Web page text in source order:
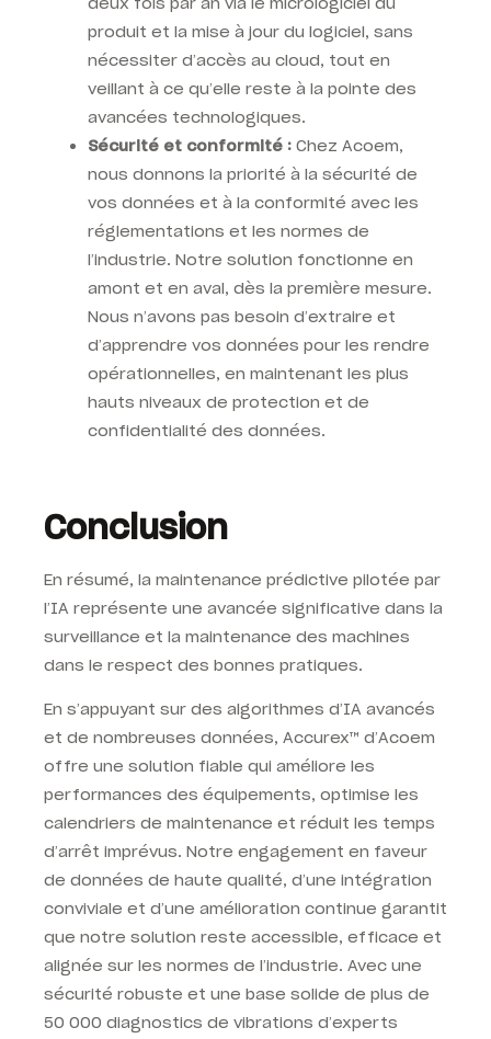
produit et la mise à jour du logiciel, sans
nécessiter d’accès au cloud, tout en
veillant à ce qu’elle reste à la pointe des
avancées technologiques.
Sécurité et conformité : Chez Acoem,
nous donnons la priorité à la sécurité de
vos données et à la conformité avec les
réglementations et les normes de
l’industrie. Notre solution fonctionne en
amont et en aval, dès la première mesure.
Nous n’avons pas besoin d’extraire et
d’apprendre vos données pour les rendre
opérationnelles, en maintenant les plus
hauts niveaux de protection et de
confidentialité des données.
Conclusion
En résumé, la maintenance prédictive pilotée par
l’IA représente une avancée significative dans la
surveillance et la maintenance des machines
dans le respect des bonnes pratiques.
En s’appuyant sur des algorithmes d’IA avancés
et de nombreuses données, Accurex™ d’Acoem
offre une solution fiable qui améliore les
performances des équipements, optimise les
calendriers de maintenance et réduit les temps
d’arrêt imprévus. Notre engagement en faveur
de données de haute qualité, d’une intégration
conviviale et d’une amélioration continue garantit
que notre solution reste accessible, efficace et
alignée sur les normes de l’industrie. Avec une
sécurité robuste et une base solide de plus de
50 000 diagnostics de vibrations d’experts